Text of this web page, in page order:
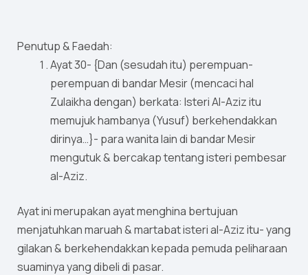
Penutup & Faedah:
Ayat 30- {Dan (sesudah itu) perempuan-
perempuan di bandar Mesir (mencaci hal
Zulaikha dengan) berkata: Isteri Al-Aziz itu
memujuk hambanya (Yusuf) berkehendakkan
dirinya…}- para wanita lain di bandar Mesir
mengutuk & bercakap tentang isteri pembesar
al-Aziz.
Ayat ini merupakan ayat menghina bertujuan
menjatuhkan maruah & martabat isteri al-Aziz itu- yang
gilakan & berkehendakkan kepada pemuda peliharaan
suaminya yang dibeli di pasar.